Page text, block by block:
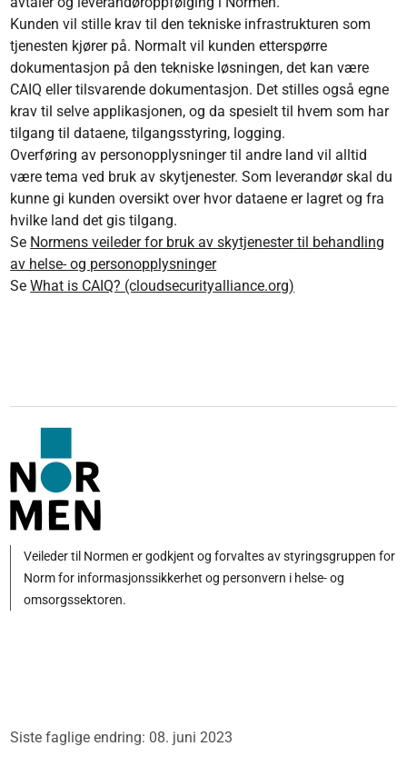
Kunden vil stille krav til den tekniske infrastrukturen som
tjenesten kjører på. Normalt vil kunden etterspørre
dokumentasjon på den tekniske løsningen, det kan være
CAIQ eller tilsvarende dokumentasjon. Det stilles også egne
krav til selve applikasjonen, og da spesielt til hvem som har
tilgang til dataene, tilgangsstyring, logging.
Overføring av personopplysninger til andre land vil alltid
være tema ved bruk av skytjenester. Som leverandør skal du
kunne gi kunden oversikt over hvor dataene er lagret og fra
hvilke land det gis tilgang.
Se Normens veileder for bruk av skytjenester til behandling
av helse- og personopplysninger
SeWhat is CAIQ? (cloudsecurityalliance.org)
Veileder til Normen er godkjent og forvaltes av styringsgruppen for
Norm for informasjonssikkerhet og personvern i helse- og
omsorgssektoren.
Siste faglige endring: 08. juni 2023